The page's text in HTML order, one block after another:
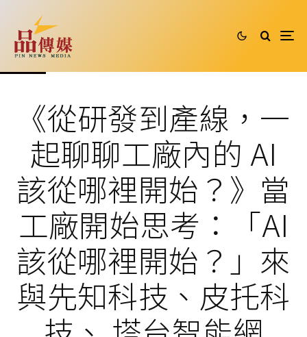
《從研發到產線，一
起聊聊工廠內的 AI
該從哪裡開始？》當
工廠開始思考：「AI
該從哪裡開始？」來
與先知科技、皮托科